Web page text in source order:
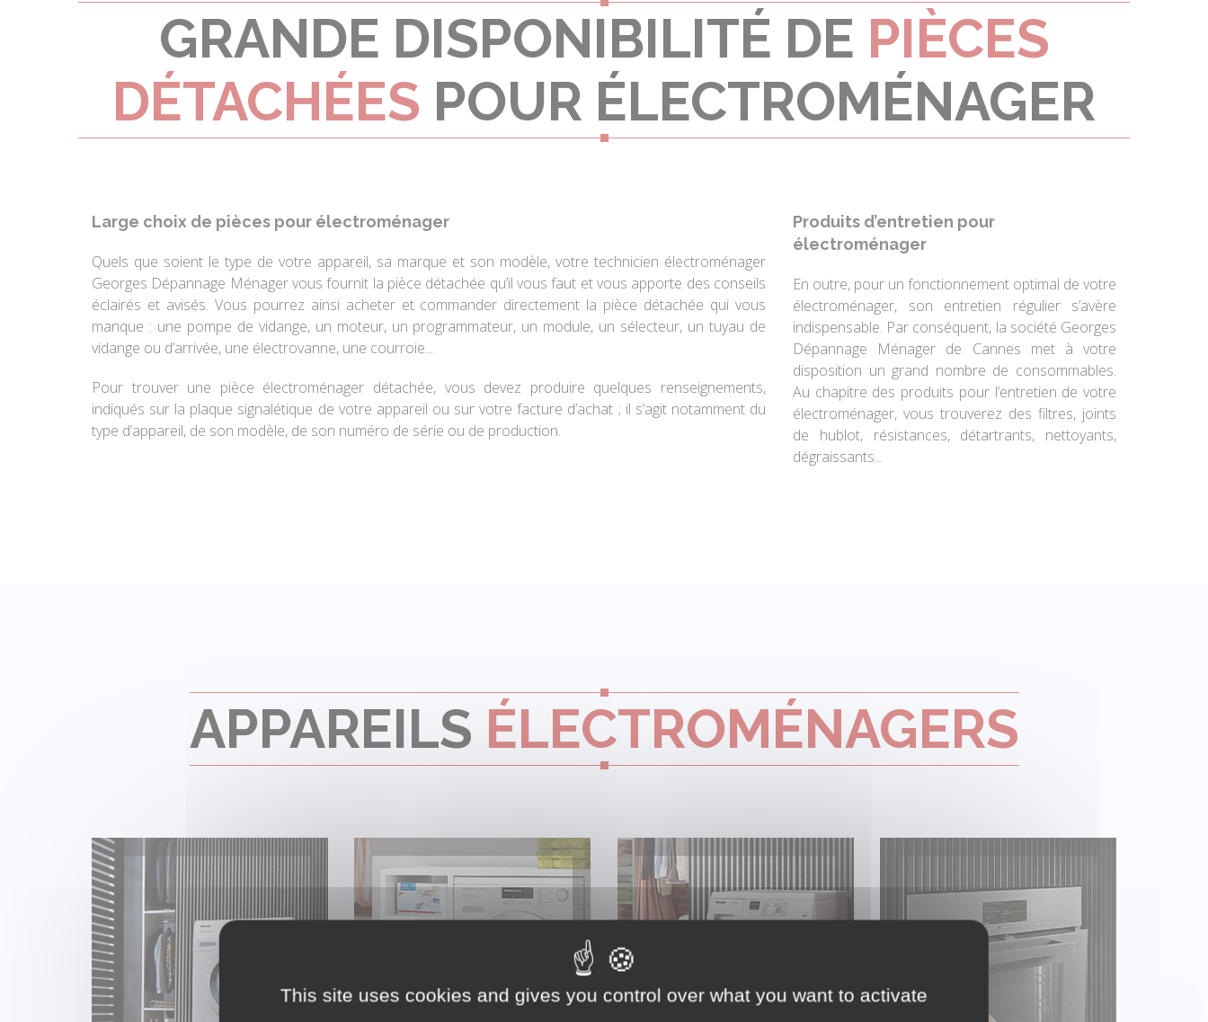
GRANDE DISPONIBILITÉ DE PIÈCES
DÉTACHÉES POUR ÉLECTROMÉNAGER
Large choix de pièces pour électroménager
Quels que soient le type de votre appareil, sa marque et son modèle, votre technicien électroménager
Georges Dépannage Ménager vous fournit la pièce détachée qu’il vous faut et vous apporte des conseils
éclairés et avisés. Vous pourrez ainsi acheter et commander directement la pièce détachée qui vous
manque : une pompe de vidange, un moteur, un programmateur, un module, un sélecteur, un tuyau de
vidange ou d’arrivée, une électrovanne, une courroie...
Pour trouver une pièce électroménager détachée, vous devez produire quelques renseignements,
indiqués sur la plaque signalétique de votre appareil ou sur votre facture d’achat ; il s’agit notamment du
type d’appareil, de son modèle, de son numéro de série ou de production.
Produits d’entretien pour
électroménager
En outre, pour un fonctionnement optimal de votre
électroménager, son entretien régulier s’avère
indispensable. Par conséquent, la société Georges
Dépannage Ménager de Cannes met à votre
disposition un grand nombre de consommables.
Au chapitre des produits pour l’entretien de votre
électroménager, vous trouverez des filtres, joints
de hublot, résistances, détartrants, nettoyants,
dégraissants...
APPAREILS ÉLECTROMÉNAGERS
This site uses cookies and gives you control over what you want to activate